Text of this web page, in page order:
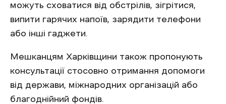
можуть сховатися від обстрілів, зігрітися,
випити гарячих напоїв, зарядити телефони
або інші гаджети.
Мешканцям Харківщини також пропонують
консультації стосовно отримання допомоги
від держави, міжнародних організацій або
благоднійний фондів.